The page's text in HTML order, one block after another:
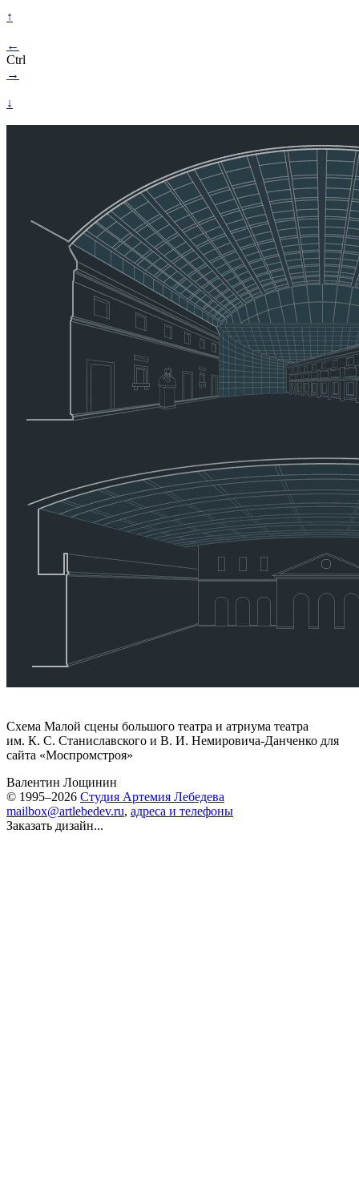
↑
←
Ctrl
→
↓
Схема Малой сцены большого театра и атриума театра
им. К. С. Станиславского и В. И. Немировича-Данченко для
сайта «Моспромстроя»
Валентин Лощинин
© 1995–2026 Студия Артемия Лебедева
mailbox@artlebedev.ru, адреса и телефоны
Заказать дизайн...